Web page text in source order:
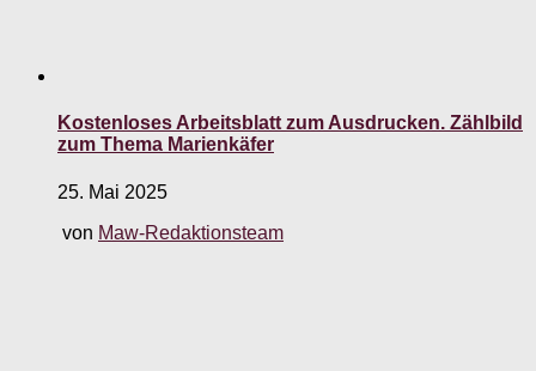
Kostenloses Arbeitsblatt zum Ausdrucken. Zählbild
zum Thema Marienkäfer
25. Mai 2025
von Maw-Redaktionsteam